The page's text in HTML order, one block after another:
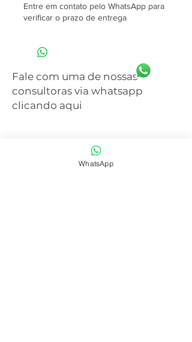
Entre em contato pelo WhatsApp para
verificar o prazo de entrega
Fale com uma de nossas
consultoras via whatsapp
clicando aqui
WhatsApp